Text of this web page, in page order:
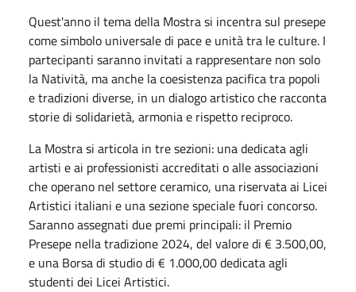
Quest'anno il tema della Mostra si incentra sul presepe
come simbolo universale di pace e unità tra le culture. I
partecipanti saranno invitati a rappresentare non solo
la Natività, ma anche la coesistenza pacifica tra popoli
e tradizioni diverse, in un dialogo artistico che racconta
storie di solidarietà, armonia e rispetto reciproco.
La Mostra si articola in tre sezioni: una dedicata agli
artisti e ai professionisti accreditati o alle associazioni
che operano nel settore ceramico, una riservata ai Licei
Artistici italiani e una sezione speciale fuori concorso.
Saranno assegnati due premi principali: il Premio
Presepe nella tradizione 2024, del valore di € 3.500,00,
e una Borsa di studio di € 1.000,00 dedicata agli
studenti dei Licei Artistici.